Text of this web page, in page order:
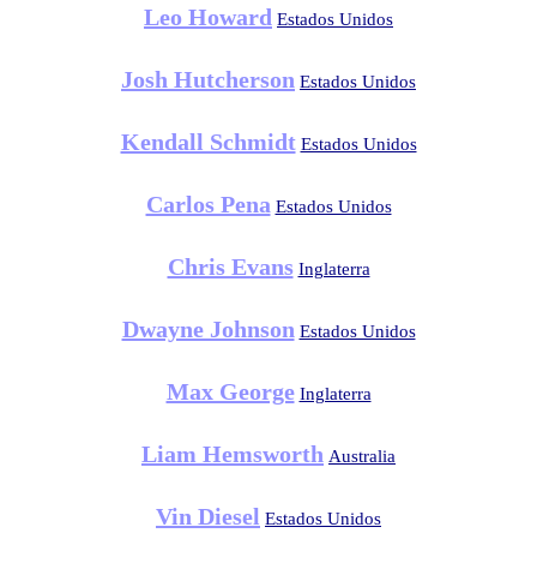
Leo Howard Estados Unidos
Josh Hutcherson Estados Unidos
Kendall Schmidt Estados Unidos
Carlos Pena Estados Unidos
Chris Evans Inglaterra
Dwayne Johnson Estados Unidos
Max George Inglaterra
Liam Hemsworth Australia
Vin Diesel Estados Unidos